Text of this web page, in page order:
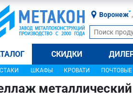
Воронеж
СКИДКИ
ШКАФЫ КРОВАТИ